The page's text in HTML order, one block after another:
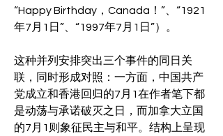
“Happy Birthday，Canada！”、“1921
年7月1日”、“1997年7月1日”）。
这种并列安排突出三个事件的同日关
联，同时形成对照：一方面，中国共产
党成立和香港回归的7月1在作者笔下都
是动荡与承诺破灭之日，而加拿大立国
的7月1则象征民主与和平。结构上呈现